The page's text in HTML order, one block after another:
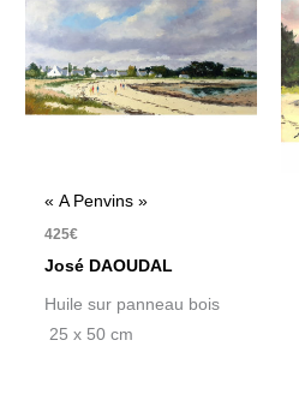
« A Penvins »
425€
José DAOUDAL
Huile sur panneau bois
25 x 50 cm